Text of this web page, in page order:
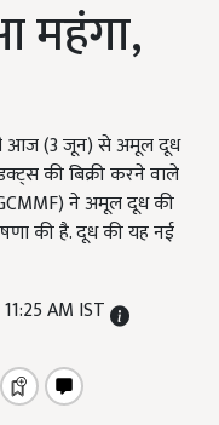
महंगा,
आज (3 जून) से अमूल दूध
की बिक्री करने वाले
ने अमूल दूध की
की है. दूध की यह नई
AM IST